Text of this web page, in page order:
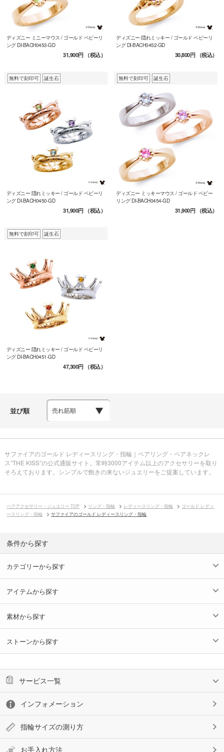
ディズニー ミニーマウス / ゴールド ベビーリ
ング DI-BACH0453-GD
31,900円（税込）
ディズニー 隠れミッキー / ゴールド ベビーリ
ング DI-BACH0452-GD
30,800円（税込）
無料で刻印可 誕生石
ディズニー 隠れミッキー / ゴールド ベビーリ
ング DI-BACH0450-GD
31,900円（税込）
無料で刻印可 誕生石
ディズニー ミッキーマウス / ゴールド ベビー
リング DI-BACH0454-GD
31,900円（税込）
無料で刻印可 誕生石
ディズニー 隠れミッキー / ゴールド ベビーリ
ング DI-BACH0451-GD
47,300円（税込）
並び順
サファイアのゴールド レディースリング・指輪｜ペアリング・ペアネックレ
ス”THE KISS”の公式通販サイト。常時3000アイテム以上のアクセサリーを取り
そろえております。シンプルで飽きの来ないジュエリーをご提案しています。
ペアアクセサリー・ジュエリー TOP リング・指輪 レディースリング・指輪
ゴールド レディ
ースリング・指輪
サファイアのゴールド レディースリング・指輪
条件から探す
カテゴリーから探す
アイテムから探す
素材から探す
ストーンから探す
サービス一覧
インフォメーション
指輪サイズの測り方
お手入れ方法